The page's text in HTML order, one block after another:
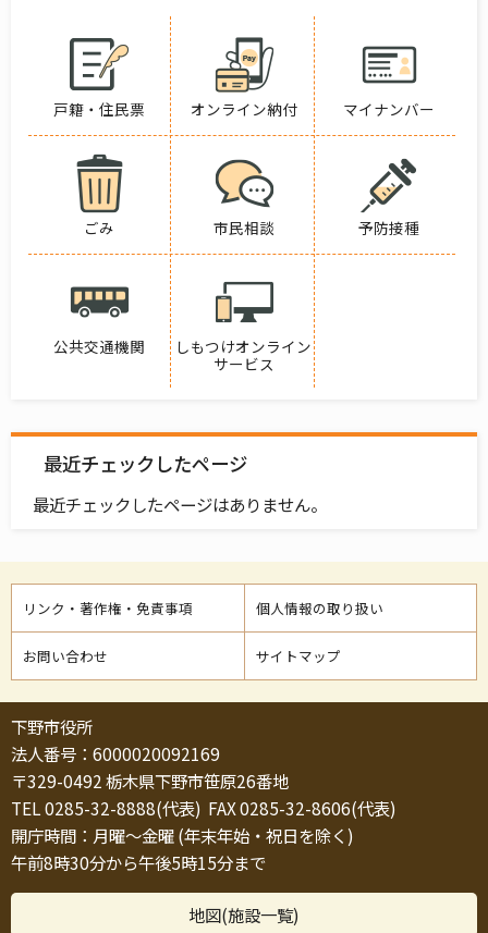
戸籍・住民票 オンライン納付 マイナンバー
ごみ 市民相談 予防接種
公共交通機関
しもつけオンライン
サービス
最近チェックしたページ
最近チェックしたページはありません。
リンク・著作権・免責事項 個人情報の取り扱い
お問い合わせ サイトマップ
下野市役所
法人番号：6000020092169
〒329-0492 栃木県下野市笹原26番地
TEL 0285-32-8888(代表) FAX 0285-32-8606(代表)
開庁時間：月曜～金曜 (年末年始・祝日を除く)
午前8時30分から午後5時15分まで
地図(施設一覧)